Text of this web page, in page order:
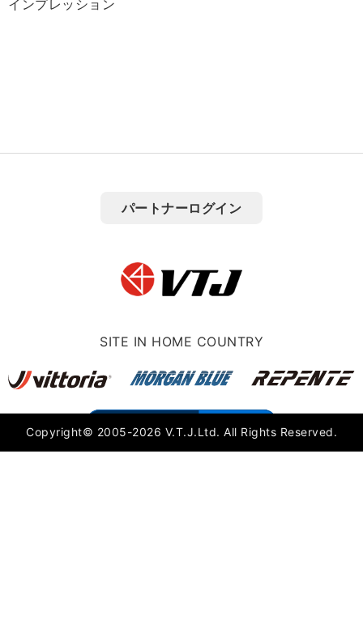
インプレッション
パートナーログイン
SITE IN HOME COUNTRY
Copyright© 2005-2026 V.T.J.Ltd. All Rights Reserved.
モバイル PC